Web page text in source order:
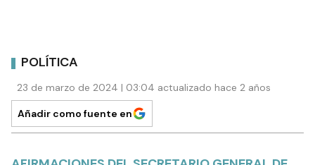
POLÍTICA
23 de marzo de 2024 | 03:04 actualizado hace 2 años
Añadir como fuente en